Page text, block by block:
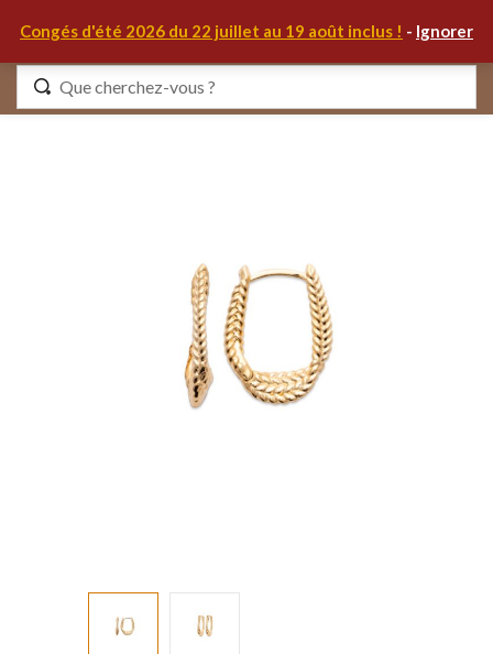
Congés d'été 2026 du 22 juillet au 19 août inclus ! - Ignorer
Identifiez-vous
Se souvenir de moi Mot de passe oublié ?
S'IDENTIFIER
MON COMPTE